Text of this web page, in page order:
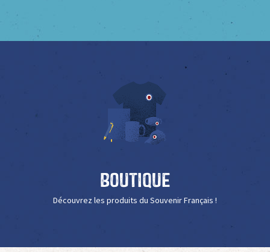
Boutique
Découvrez les produits du Souvenir Français !